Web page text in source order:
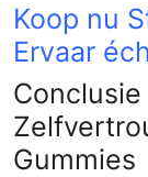
Koop nu
Ervaar
Gummies